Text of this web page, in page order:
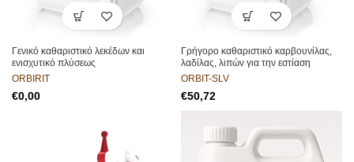
Γενικό καθαριστικό λεκέδων και
ενισχυτικό πλύσεως
ORBIRIT
€
Γρήγορο καθαριστικό καρβουνίλας,
λαδίλας, λιπών για την εστίαση
ORBIT-SLV
€